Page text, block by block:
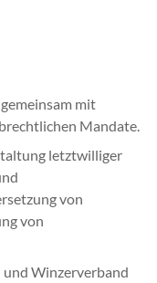
mit
Mandate.
letztwilliger
von
von
Winzerverband